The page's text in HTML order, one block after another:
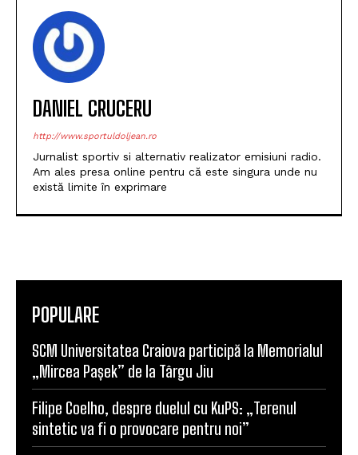
DANIEL CRUCERU
http://www.sportuldoljean.ro
Jurnalist sportiv si alternativ realizator emisiuni radio.
Am ales presa online pentru că este singura unde nu
există limite în exprimare
POPULARE
SCM Universitatea Craiova participă la Memorialul
„Mircea Pașek” de la Târgu Jiu
Filipe Coelho, despre duelul cu KuPS: „Terenul
sintetic va fi o provocare pentru noi”